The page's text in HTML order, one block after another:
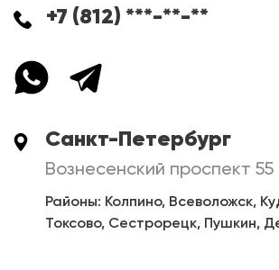
+7 (812) ***-**-**
Санкт-Петербург
Вознесенский проспект 55
Районы: Колпино, Всеволожск,
Токсово, Сестрорецк, Пушкин,